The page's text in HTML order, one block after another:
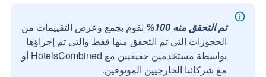
تم التحقق منه 100%
نقوم بجمع وعرض التقييمات من
الحجوزات التي تم التحقق منها فقط والتي تم إجراؤها
بواسطة مستخدمين حقيقيين مع HotelsCombined أو
مع شركائنا الخارجيين الموثوقين.